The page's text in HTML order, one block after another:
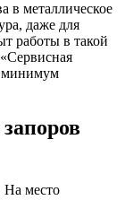
в металлическое
даже для
работы в такой
минимум
На место